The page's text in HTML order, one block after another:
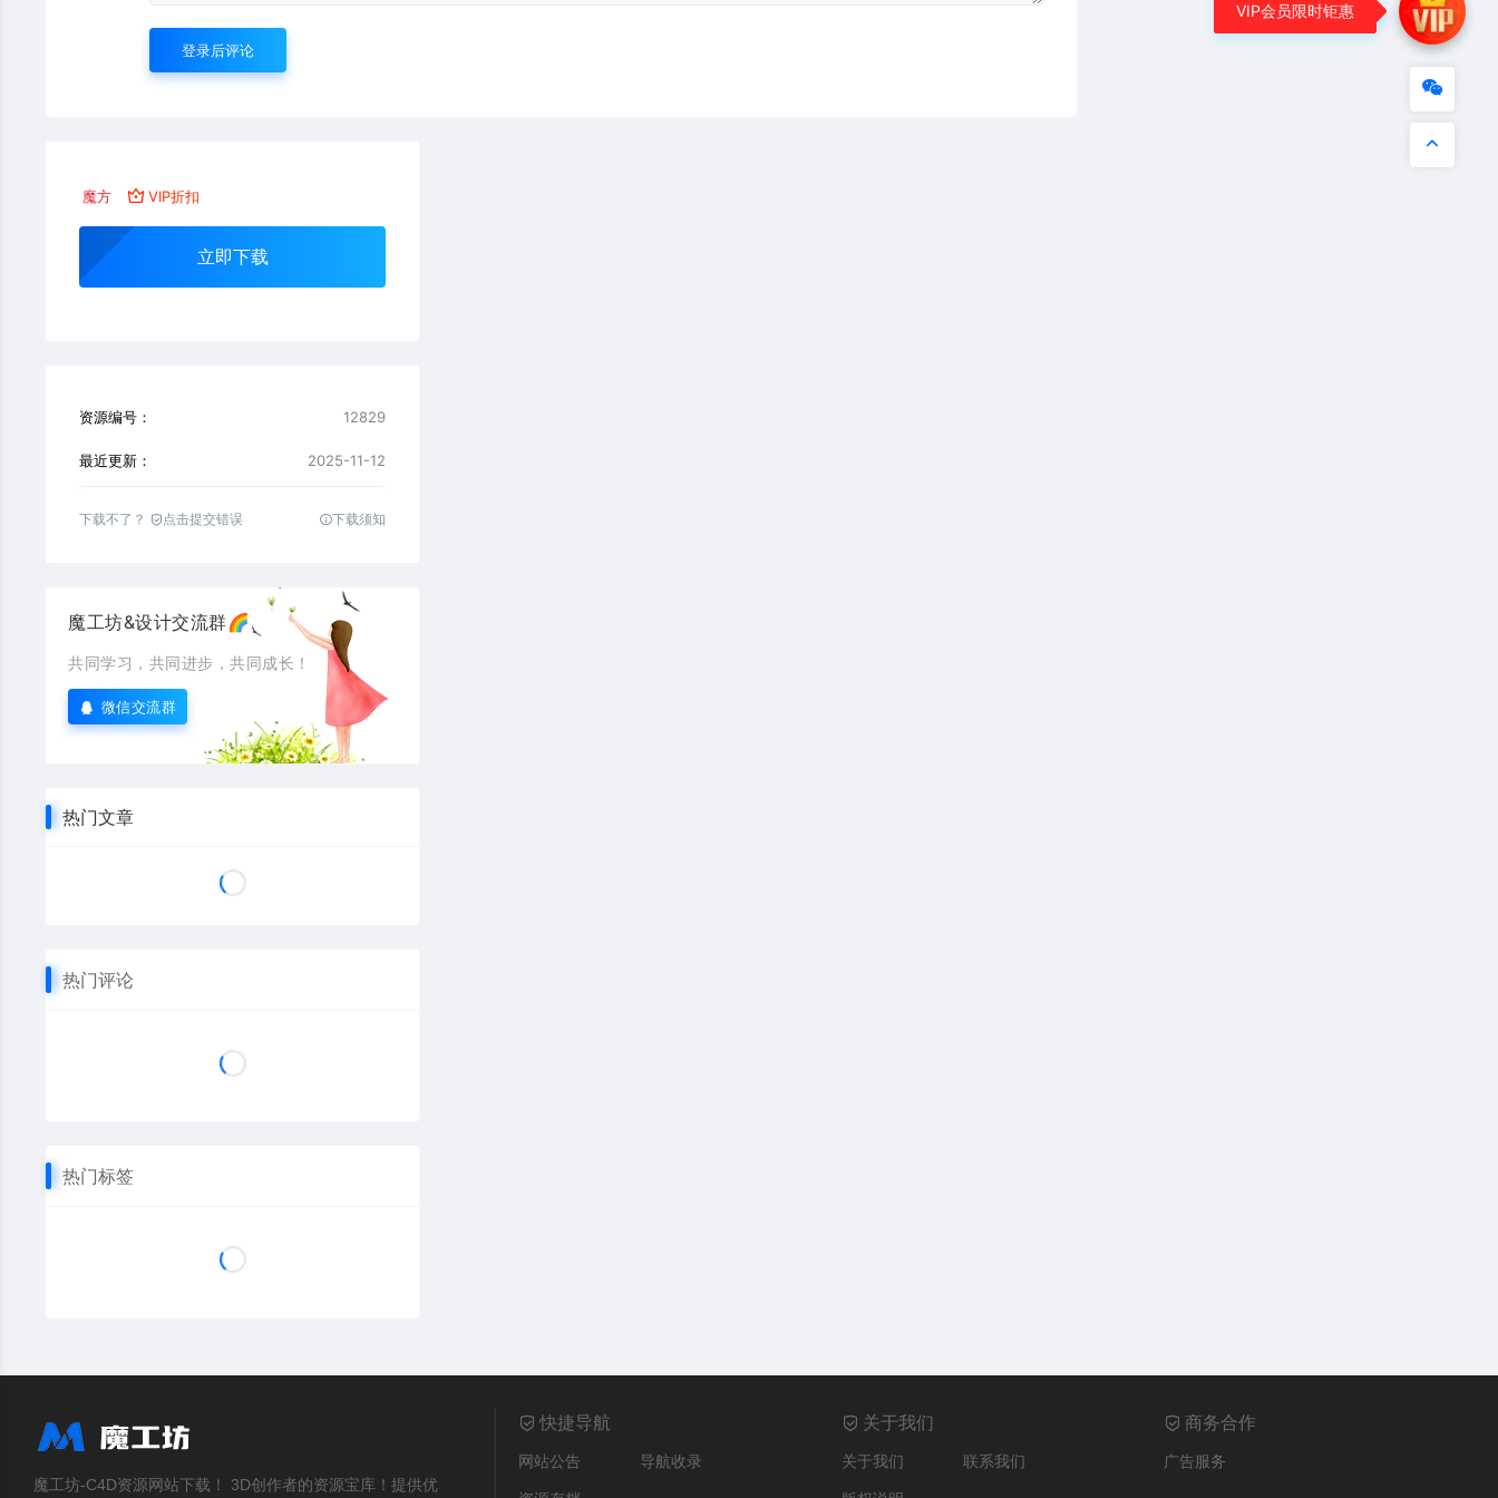
登录后评论
魔方 VIP折扣
立即下载
资源编号： 12829
最近更新： 2025-11-12
下载不了？ 点击提交错误 下载须知
魔工坊&设计交流群🌈
共同学习，共同进步，共同成长！
微信交流群
热门文章
热门评论
热门标签
VIP会员限时钜惠
魔工坊-C4D资源网站下载！ 3D创作者的资源宝库！提供优
快捷导航
网站公告
导航收录
关于我们
关于我们
联系我们
商务合作
广告服务